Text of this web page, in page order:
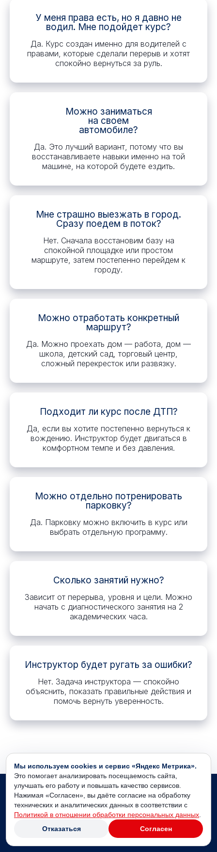
Мы используем cookies и сервис «Яндекс Метрика».
Это помогает анализировать посещаемость сайта,
улучшать его работу и повышать качество сервисов.
Нажимая «Согласен», вы даёте согласие на обработку
технических и аналитических данных в соответствии с
Политикой в отношении обработки персональных данных
Отказаться
Согласен
У меня права есть, но я давно не
водил. Мне подойдет курс?
Да. Курс создан именно для водителей с
правами, которые сделали перерыв и хотят
спокойно вернуться за руль.
Можно заниматься
на своем
автомобиле?
Да. Это лучший вариант, потому что вы
восстанавливаете навыки именно на той
машине, на которой будете ездить.
Мне страшно выезжать в город.
Сразу поедем в поток?
Нет. Сначала восстановим базу на
спокойной площадке или простом
маршруте, затем постепенно перейдем к
городу.
Можно отработать конкретный
маршрут?
Да. Можно проехать дом — работа, дом —
школа, детский сад, торговый центр,
сложный перекресток или развязку.
Подходит ли курс после ДТП?
Да, если вы хотите постепенно вернуться к
вождению. Инструктор будет двигаться в
комфортном темпе и без давления.
Можно отдельно потренировать
парковку?
Да. Парковку можно включить в курс или
выбрать отдельную программу.
Сколько занятий нужно?
Зависит от перерыва, уровня и цели. Можно
начать с диагностического занятия на 2
академических часа.
Инструктор будет ругать за ошибки?
Нет. Задача инструктора — спокойно
объяснить, показать правильные действия и
помочь вернуть уверенность.
Записаться на
восстановление навыков